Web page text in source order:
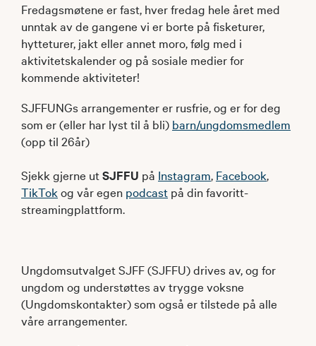
Fredagsmøtene er fast, hver fredag hele året med
unntak av de gangene vi er borte på fisketurer,
hytteturer, jakt eller annet moro, følg med i
aktivitetskalender og på sosiale medier for
kommende aktiviteter!
SJFFUNGs arrangementer er rusfrie, og er for deg
som er (eller har lyst til å bli) barn/ungdomsmedlem
(opp til 26år)
Sjekk gjerne utSJFFU på Instagram, Facebook,
TikTok og vår egen podcast på din favoritt-
streamingplattform.
Ungdomsutvalget SJFF (SJFFU) drives av, og for
ungdom og understøttes av trygge voksne
(Ungdomskontakter) som også er tilstede på alle
våre arrangementer.